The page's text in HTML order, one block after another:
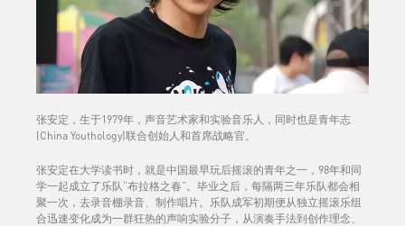
张安定，生于1979年，声音艺术家和实验音乐人，同时也是青年志
(China Youthology)联合创始人和首席战略官。
张安定在大学读书时，就是中国最早玩后摇滚的青年之一，98年和同
学一起成立了乐队“布拉格之春”。毕业之后，每隔两三年乐队都会相
聚一次，去录音棚录音、制作唱片。乐队成军初期便从独立摇滚乐组
合迅速变化成为一群狂热的声响实验分子，从演奏手法到创作理念、